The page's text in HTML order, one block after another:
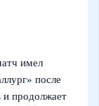
имел
после
и продолжает